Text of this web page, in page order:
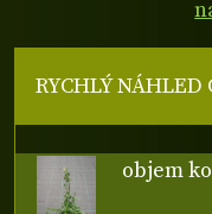
RYCHLÝ NÁHLED
objem